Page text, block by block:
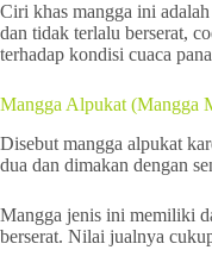
Ciri khas mangga ini
dan tidak terlalu berserat,
terhadap kondisi cuaca
Mangga Alpukat (Mangga
Disebut mangga alpukat
dua dan dimakan dengan
Mangga jenis ini memiliki
berserat. Nilai jualnya